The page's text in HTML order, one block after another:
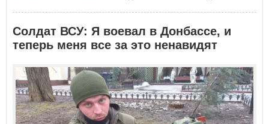
Солдат ВСУ: Я воевал в Донбассе, и
теперь меня все за это ненавидят